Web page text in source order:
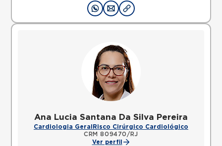
Ana Lucia Santana Da Silva Pereira
Cardiologia Geral Risco Cirúrgico Cardiológico
CRM 809470/RJ
Ver perfil